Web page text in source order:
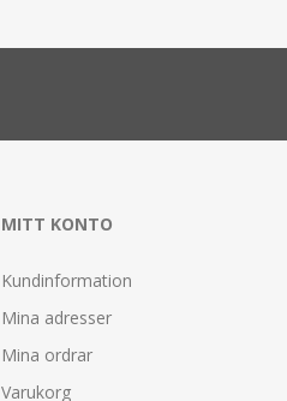
MITT KONTO
Kundinformation
Mina adresser
Mina ordrar
Varukorg